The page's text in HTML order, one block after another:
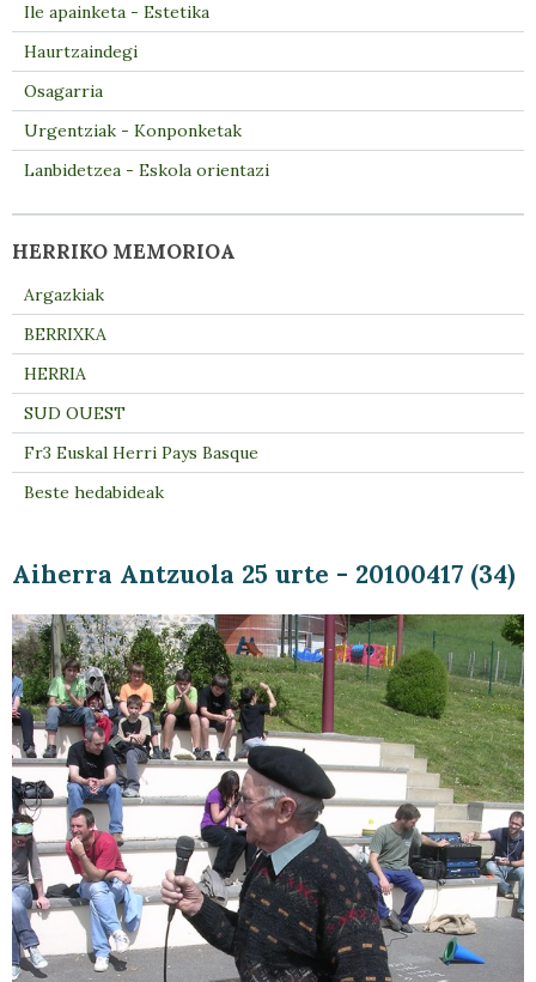
Aiherra Antzuola 25 urte - 20100417 (34)
Ile apainketa - Estetika
Haurtzaindegi
Osagarria
Urgentziak - Konponketak
Lanbidetzea - Eskola orientazi
HERRIKO MEMORIOA
Argazkiak
BERRIXKA
HERRIA
SUD OUEST
Fr3 Euskal Herri Pays Basque
Beste hedabideak